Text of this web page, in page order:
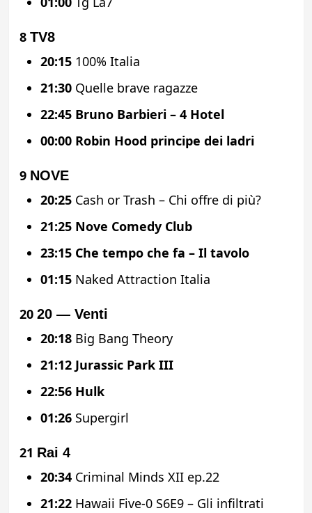
8 TV8
20:15100% Italia
21:30Quelle brave ragazze
22:45 Bruno Barbieri – 4 Hotel
00:00 Robin Hood principe dei ladri
9 NOVE
20:25Cash or Trash – Chi offre di più?
21:25 Nove Comedy Club
23:15 Che tempo che fa – Il tavolo
01:15Naked Attraction Italia
20 20 — Venti
20:18Big Bang Theory
21:12 Jurassic Park III
22:56 Hulk
01:26Supergirl
21 Rai 4
20:34Criminal Minds XII ep.22
21:22Hawaii Five-0 S6E9 – Gli infiltrati